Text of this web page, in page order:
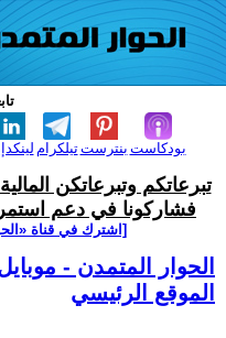
تيلكرامبنترست بودكاست
تبرعاتكم وتبرعاتكن
فشاركونا في دعم
[اشترك في قناة
الحوار المتمدن -
الموقع الرئيسي